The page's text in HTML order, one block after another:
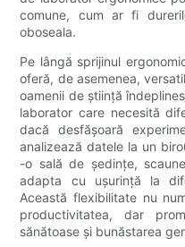
comune, cum ar fi
oboseala.
Pe lângă sprijinul
oferă, de asemenea,
oamenii de știință
laborator care necesită
dacă desfășoară
analizează datele la un
-o sală de ședințe,
adapta cu ușurință la
Această flexibilitate nu
productivitatea, dar
sănătoase și bunăstarea